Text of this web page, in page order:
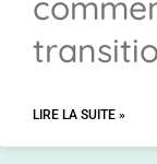
LIRE LA SUITE »